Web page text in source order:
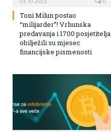
Toni Milun postao
“milijarder”! Vrhunska
predavanja i 1700 posjetitelja
obilježili su mjesec
financijske pismenosti